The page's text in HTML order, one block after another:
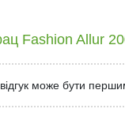
Fashion Allur
може бути